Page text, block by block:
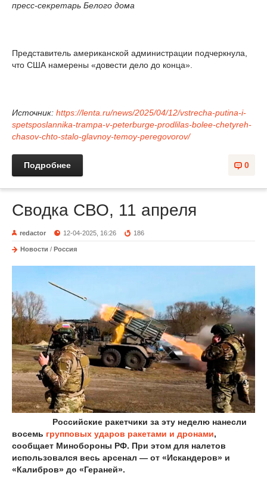
пресс-секретарь Белого дома
Представитель американской администрации подчеркнула,
что США намерены «довести дело до конца».
Источник: https://lenta.ru/news/2025/04/12/vstrecha-putina-i-
spetsposlannika-trampa-v-peterburge-prodlilas-bolee-chetyreh-
chasov-chto-stalo-glavnoy-temoy-peregovorov/
0
Подробнее
Сводка СВО, 11 апреля
redactor 12-04-2025, 16:26 186
Новости / Россия
Российские ракетчики за эту неделю нанесли
восемь групповых ударов ракетами и дронами,
сообщает Минобороны РФ. При этом для налетов
использовался весь арсенал — от «Искандеров» и
«Калибров» до «Гераней».